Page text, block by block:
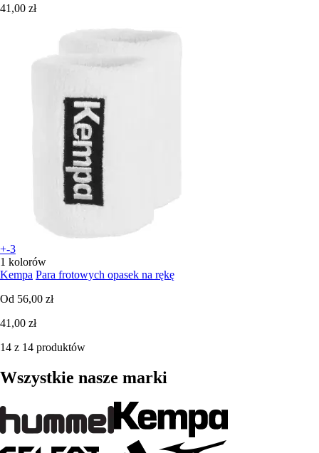
41,00 zł
+-3
1 kolorów
Kempa Para frotowych opasek na rękę
Od 56,00 zł
41,00 zł
14 z 14 produktów
Wszystkie nasze marki